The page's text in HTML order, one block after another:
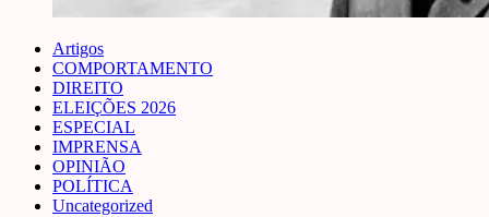
Artigos
COMPORTAMENTO
DIREITO
ELEIÇÕES 2026
ESPECIAL
IMPRENSA
OPINIÃO
POLÍTICA
Uncategorized